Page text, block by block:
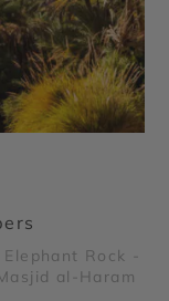
Rock -
al-Haram